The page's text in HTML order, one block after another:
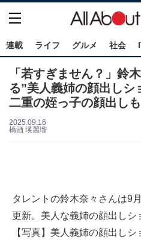
連載 ライフ グルメ 社会
「若すぎません？」鈴
る”美人義姉の顔出しシ
二重の姪っ子の顔出しも
2025.09.16
橋酒 瑛麗瑠
タレントの鈴木奈々さんは9
更新。美人な義姉の顔出しシ
【写真】美人義姉の顔出し